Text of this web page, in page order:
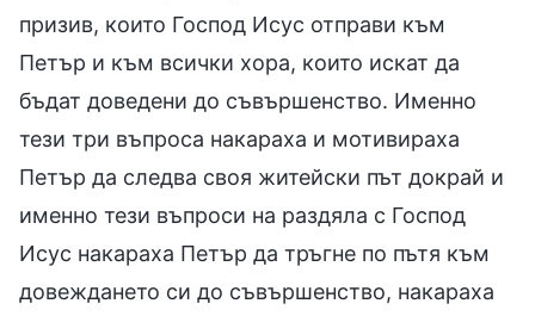
призив, които Господ Исус отправи към
Петър и към всички хора, които искат да
бъдат доведени до съвършенство. Именно
тези три въпроса накараха и мотивираха
Петър да следва своя житейски път докрай и
именно тези въпроси на раздяла с Господ
Исус накараха Петър да тръгне по пътя към
довеждането си до съвършенство, накараха